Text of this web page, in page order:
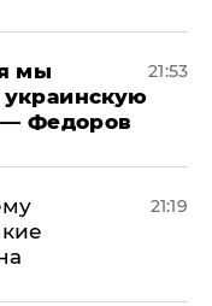
мы
— Федоров
21:53
21:19